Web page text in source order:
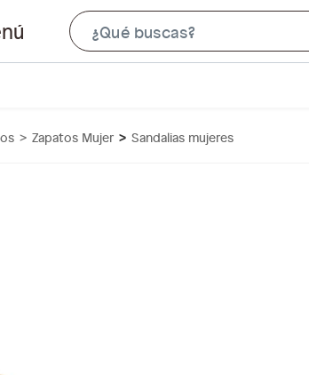
Zapatos Mujer Sandalias mujeres